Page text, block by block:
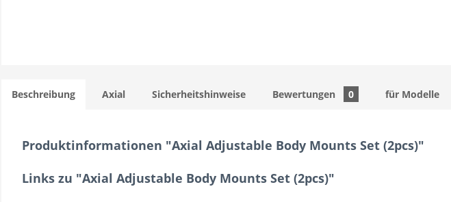
Beschreibung Axial Sicherheitshinweise Bewertungen 0 für Modelle
Produktinformationen "Axial Adjustable Body Mounts Set (2pcs)"
Links zu "Axial Adjustable Body Mounts Set (2pcs)"